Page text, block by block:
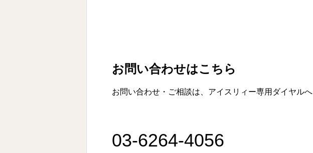
お問い合わせはこちら
お問い合わせ・ご相談は、アイスリィー専用ダイヤルへ
03-6264-4056